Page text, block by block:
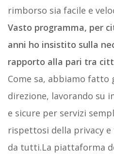
rimborso sia facile e
Vasto programma, per
anni ho insistito sulla
rapporto alla pari tra
Come sa, abbiamo fatto
direzione, lavorando su
e sicure per servizi
rispettosi della privacy
da tutti.​La piattaforma